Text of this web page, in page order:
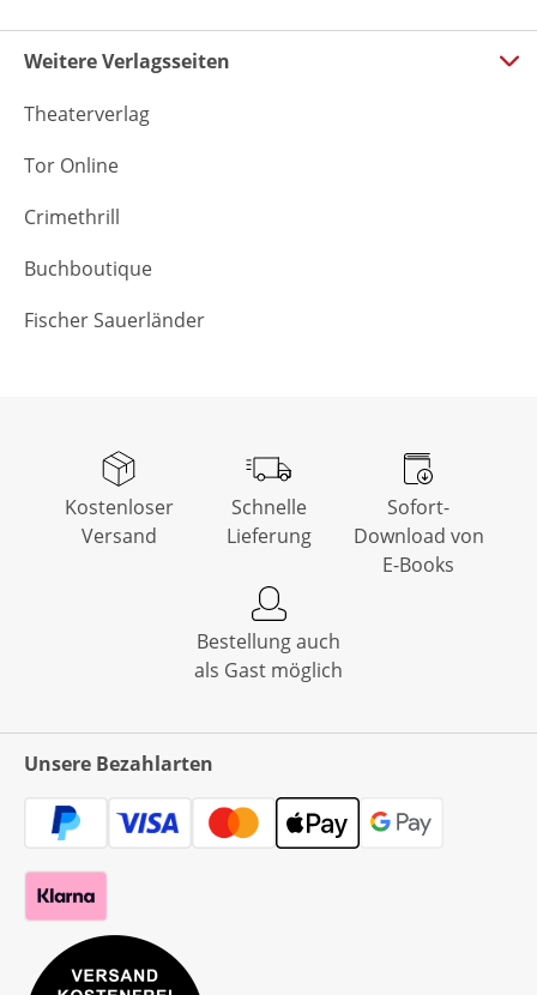
Weitere Verlagsseiten
Theaterverlag
Tor Online
Crimethrill
Buchboutique
Fischer Sauerländer
Kostenloser
Versand
Schnelle
Lieferung
Sofort-
Download von
E-Books
Bestellung auch
als Gast möglich
Unsere Bezahlarten